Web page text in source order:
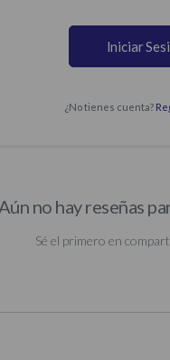
Iniciar
¿No tienes cuenta?
no hay reseñas
Sé el primero en